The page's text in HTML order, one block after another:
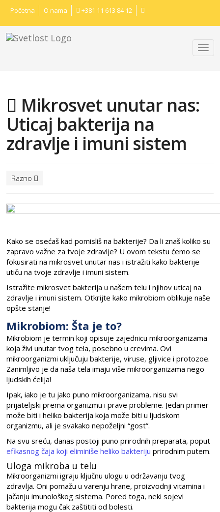
Početna O nama +381 11 613 84 12
Mikrosvet unutar nas:
Uticaj bakterija na
zdravlje i imuni sistem
Razno
Kako se osećaš kad pomisliš na bakterije? Da li znaš koliko su
zapravo važne za tvoje zdravlje? U ovom tekstu ćemo se
fokusirati na mikrosvet unutar nas i istražiti kako bakterije
utiču na tvoje zdravlje i imuni sistem.
Istražite mikrosvet bakterija u našem telu i njihov uticaj na
zdravlje i imuni sistem. Otkrijte kako mikrobiom oblikuje naše
opšte stanje!
Mikrobiom: Šta je to?
Mikrobiom je termin koji opisuje zajednicu mikroorganizama
koja živi unutar tvog tela, posebno u crevima. Ovi
mikroorganizmi uključuju bakterije, viruse, gljivice i protozoe.
Zanimljivo je da naša tela imaju više mikroorganizama nego
ljudskih ćelija!
Ipak, iako je tu jako puno mikroorganizama, nisu svi
prijateljski prema organizmu i prave probleme. Jedan primer
može biti i heliko bakterija koja može biti u ljudskom
organizmu, ali je svakako nepoželjni “gost”.
Na svu sreću, danas postoji puno prirodnih preparata, poput
efikasnog čaja koji eliminiše heliko bakteriju prirodnim putem.
Uloga mikroba u telu
Mikroorganizmi igraju ključnu ulogu u održavanju tvog
zdravlja. Oni pomažu u varenju hrane, proizvodnji vitamina i
jačanju imunološkog sistema. Pored toga, neki sojevi
bakterija mogu čak zaštititi od bolesti.